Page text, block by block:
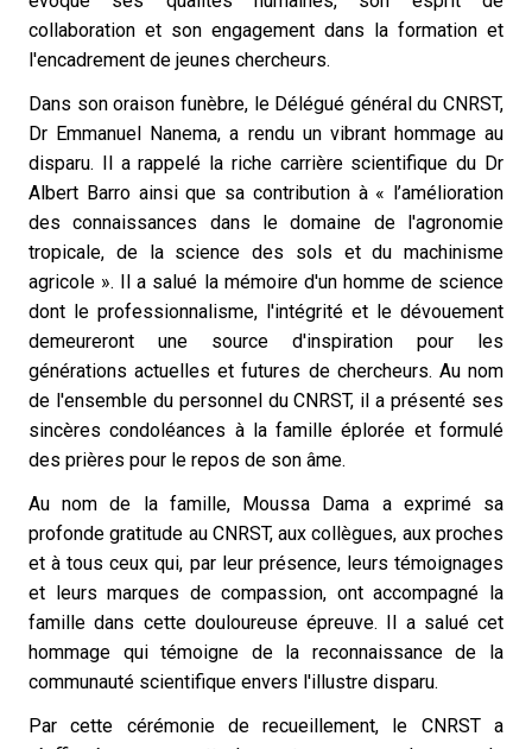
collaboration et son engagement dans la formation et
l'encadrement de jeunes chercheurs.
Dans son oraison funèbre, le Délégué général du CNRST,
Dr Emmanuel Nanema, a rendu un vibrant hommage au
disparu. Il a rappelé la riche carrière scientifique du Dr
Albert Barro ainsi que sa contribution à « l’amélioration
des connaissances dans le domaine de l'agronomie
tropicale, de la science des sols et du machinisme
agricole ». Il a salué la mémoire d'un homme de science
dont le professionnalisme, l'intégrité et le dévouement
demeureront une source d'inspiration pour les
générations actuelles et futures de chercheurs. Au nom
de l'ensemble du personnel du CNRST, il a présenté ses
sincères condoléances à la famille éplorée et formulé
des prières pour le repos de son âme.
Au nom de la famille, Moussa Dama a exprimé sa
profonde gratitude au CNRST, aux collègues, aux proches
et à tous ceux qui, par leur présence, leurs témoignages
et leurs marques de compassion, ont accompagné la
famille dans cette douloureuse épreuve. Il a salué cet
hommage qui témoigne de la reconnaissance de la
communauté scientifique envers l'illustre disparu.
Par cette cérémonie de recueillement, le CNRST a